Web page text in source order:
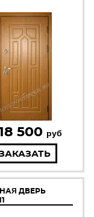
500 руб
ДВЕРЬ